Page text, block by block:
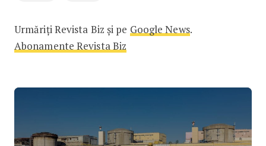
Urmăriți Revista Biz și pe Google News.
Abonamente Revista Biz